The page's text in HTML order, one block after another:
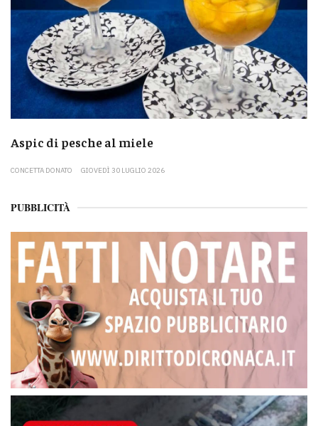
Aspic di pesche al miele
CONCETTA DONATO GIOVEDÌ 30 LUGLIO 2026
PUBBLICITÀ